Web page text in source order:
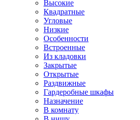
Высокие
Квадратные
Угловые
Низкие
Особенности
Встроенные
Из кладовки
Закрытые
Открытые
Раздвижные
Гардеробные шкафы
Назначение
В комнату